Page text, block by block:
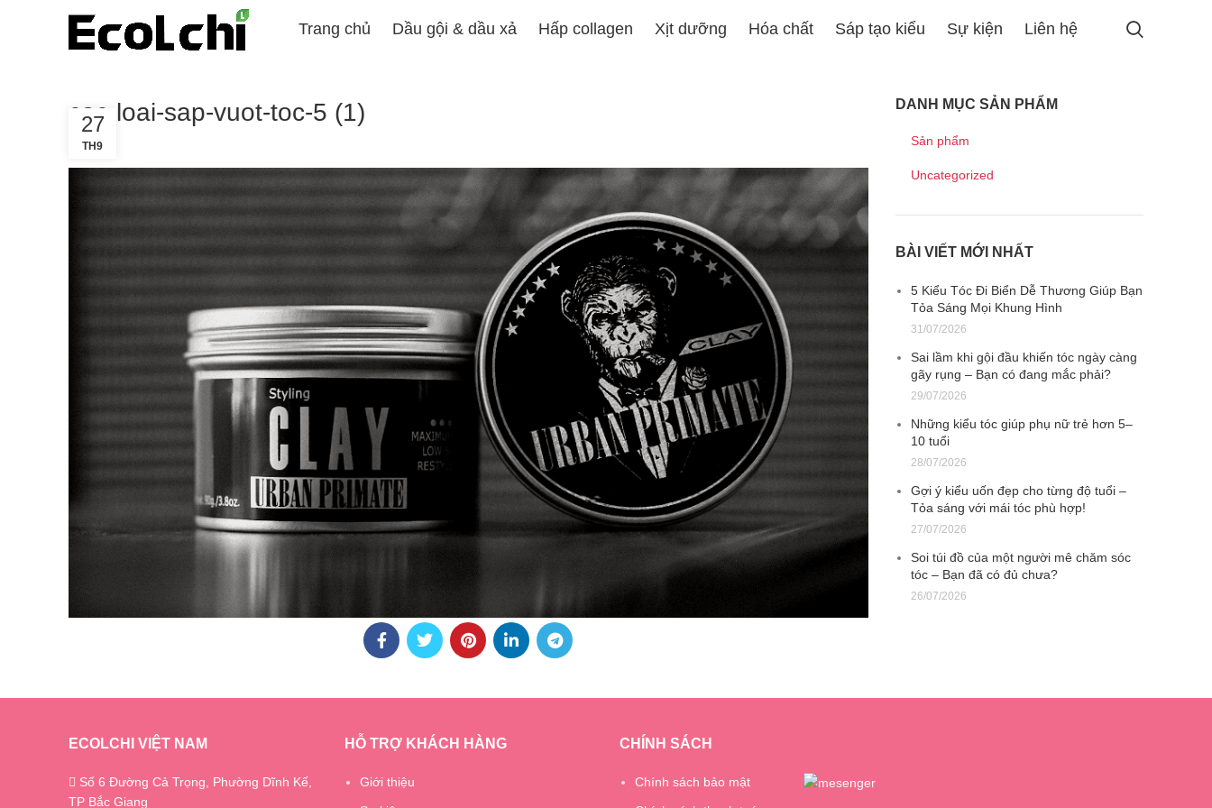
Trang chủ Dầu gội & dầu xả Hấp collagen Xịt dưỡng Hóa chất Sáp tạo kiểu Sự kiện Liên hệ
cac-loai-sap-vuot-toc-5 (1)
27
TH9
DANH MỤC SẢN PHẨM
Sản phẩm
Uncategorized
BÀI VIẾT MỚI NHẤT
5 Kiểu Tóc Đi Biển Dễ Thương Giúp Bạn
Tỏa Sáng Mọi Khung Hình
31/07/2026
Sai lầm khi gội đầu khiến tóc ngày càng
gãy rụng – Bạn có đang mắc phải?
29/07/2026
Những kiểu tóc giúp phụ nữ trẻ hơn 5–
10 tuổi
28/07/2026
Gợi ý kiểu uốn đẹp cho từng độ tuổi –
Tỏa sáng với mái tóc phù hợp!
27/07/2026
Soi túi đồ của một người mê chăm sóc
tóc – Bạn đã có đủ chưa?
26/07/2026
ECOLCHI VIỆT NAM
Số 6 Đường Cả Trọng, Phường Dĩnh Kế,
TP Bắc Giang
HỖ TRỢ KHÁCH HÀNG
Giới thiệu
CHÍNH SÁCH
Chính sách bảo mật